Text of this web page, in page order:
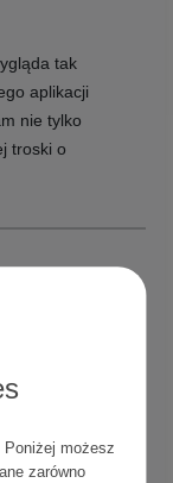
Poniżej możesz
zarówno
tak
aplikacji
nie tylko
troski o